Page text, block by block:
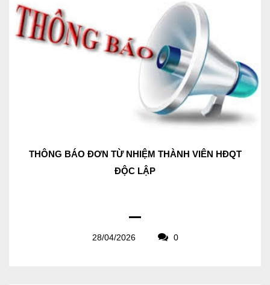
THÔNG BÁO ĐƠN TỪ NHIỆM THÀNH VIÊN HĐQT
ĐỘC LẬP
28/04/2026 0